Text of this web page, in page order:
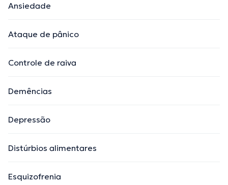
Ansiedade
Ataque de pânico
Controle de raiva
Demências
Depressão
Distúrbios alimentares
Esquizofrenia